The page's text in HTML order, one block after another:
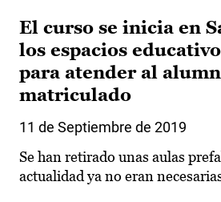
El curso se inicia en
los espacios
para atender al
matriculado
11 de Septiembre de 2019
Se han retirado unas aulas
actualidad ya no eran